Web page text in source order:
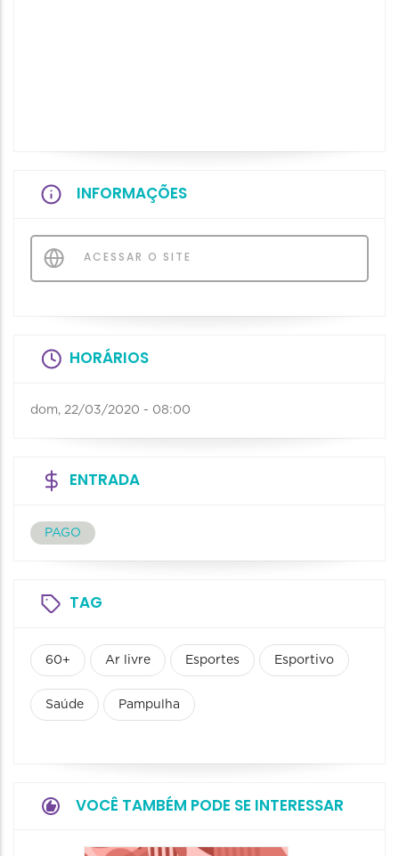
INFORMAÇÕES
ACESSAR O SITE
HORÁRIOS
dom, 22/03/2020 - 08:00
ENTRADA
PAGO
TAG
60+ Ar livre Esportes Esportivo
Saúde Pampulha
VOCÊ TAMBÉM PODE SE INTERESSAR